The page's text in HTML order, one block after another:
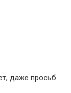
даже просьб